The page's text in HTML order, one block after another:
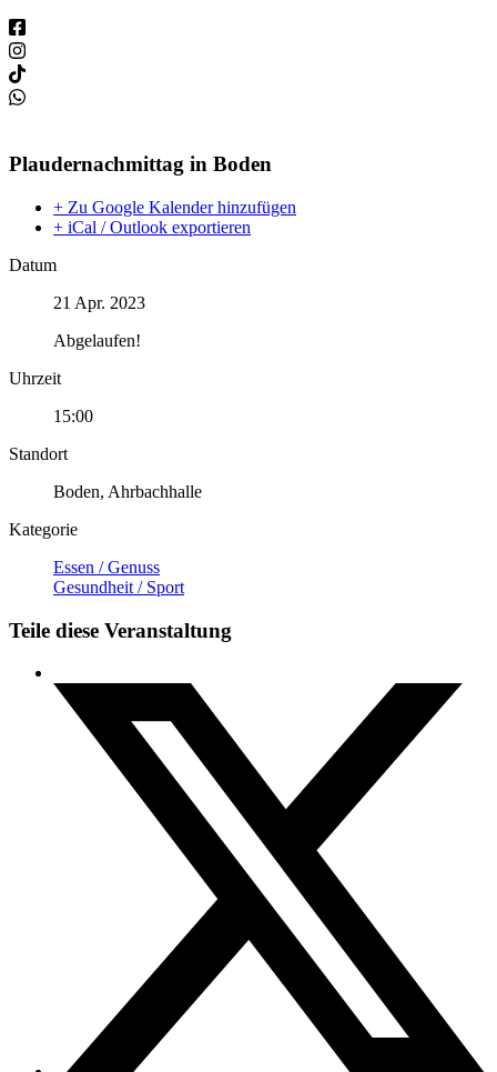
Plaudernachmittag in Boden
+ Zu Google Kalender hinzufügen
+ iCal / Outlook exportieren
Datum
21 Apr. 2023
Abgelaufen!
Uhrzeit
15:00
Standort
Boden, Ahrbachhalle
Kategorie
Essen / Genuss
Gesundheit / Sport
Teile diese Veranstaltung